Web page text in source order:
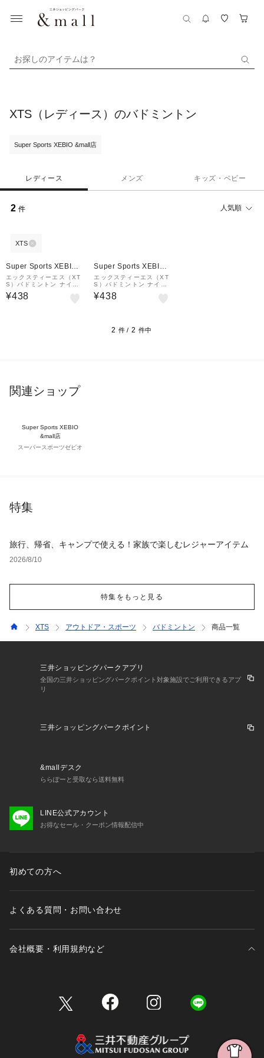
お探しのアイテムは？
XTS（レディース）のバドミントン
Super Sports XEBIO &mall店
レディース メンズ キッズ・ベビー
2 件 人気順
XTS
Super Sports XEBIO
&mall店
エックスティーエス（XT
S）バドミントン ナイロ
ンシャトル(3個入) 739G
7OA001 RBW 自主練
¥438
Super Sports XEBIO
&mall店
エックスティーエス（XT
S）バドミントン ナイロ
ンシャトル(3個入) 739G
7OA001 WHT 自主練
¥438
2 件 / 2 件中
関連ショップ
Super Sports XEBIO
&mall店
スーパースポーツゼビオ
特集
旅行、帰省、キャンプで使える！家族で楽しむレジャーアイテム
2026/8/10
特集をもっと見る
XTS アウトドア・スポーツ バドミントン 商品一覧
三井ショッピングパークアプリ
全国の三井ショッピングパークポイント対象施設でご利用できるアプ
リ
三井ショッピングパークポイント
&mallデスク
ららぽーと受取なら送料無料
LINE公式アカウント
お得なセール・クーポン情報配信中
初めての方へ
よくある質問・お問い合わせ
会社概要・利用規約など